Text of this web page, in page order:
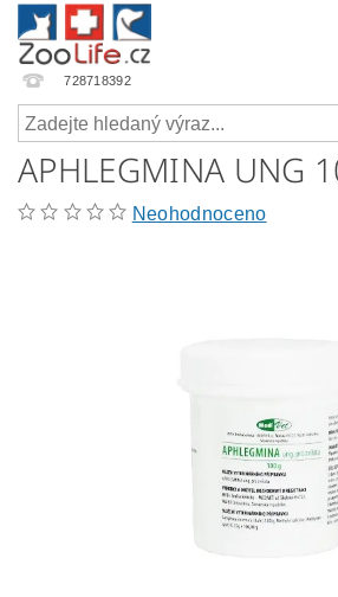
728718392
APHLEGMINA UNG
Neohodnoceno